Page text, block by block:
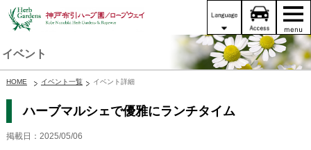
イベント
HOME イベント一覧 イベント詳細
ハーブマルシェで優雅にランチタイム
掲載日：2025/05/06